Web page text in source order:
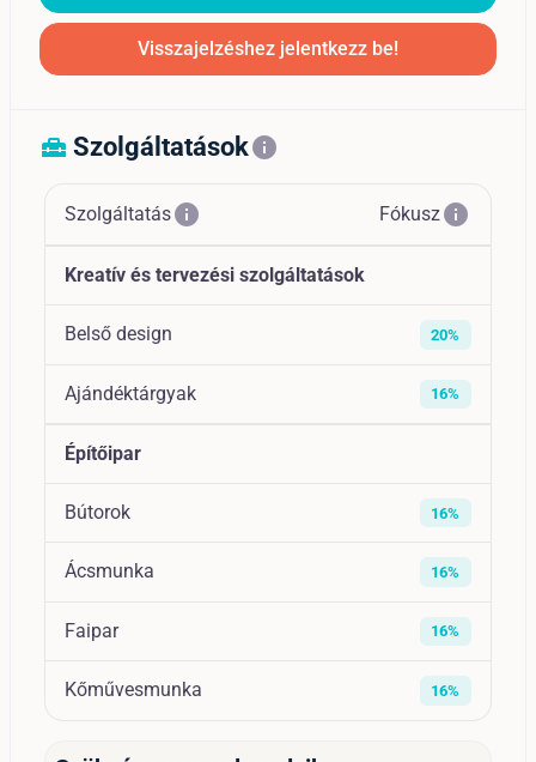
Visszajelzéshez jelentkezz be!
home_repair_service Szolgáltatásokinfo
Szolgáltatásinfo Fókuszinfo
Kreatív és tervezési szolgáltatások
Belső design 20%
Ajándéktárgyak 16%
Építőipar
Bútorok 16%
Ácsmunka 16%
Faipar 16%
Kőművesmunka 16%